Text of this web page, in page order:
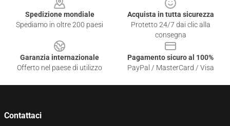
Spedizione mondiale
Spediamo in oltre 200 paesi
Acquista in tutta sicurezza
Protetto 24/7 dai clic alla
consegna
Garanzia internazionale
Offerto nel paese di utilizzo
Pagamento sicuro al 100%
PayPal / MasterCard / Visa
Contattaci